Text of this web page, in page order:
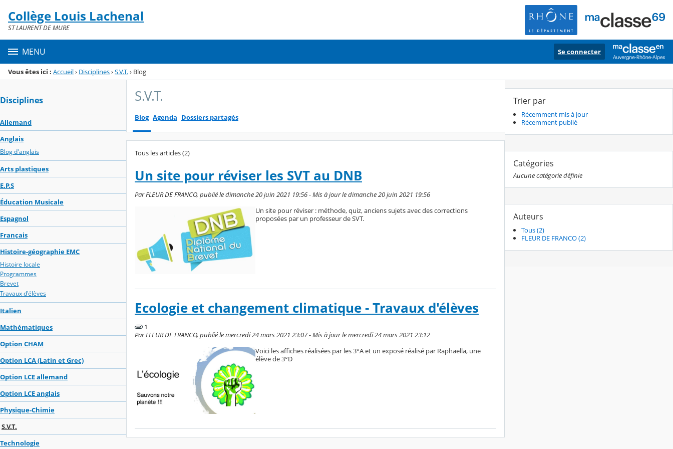
Menu de la rubrique
Contenu
Collège Louis Lachenal
ST LAURENT DE MURE
MENU Se connecter
Vous êtes ici : Accueil› Disciplines›S.V.T.› Blog
Disciplines
Allemand
Anglais
Blog d'anglais
Arts plastiques
E.P.S
Éducation Musicale
Espagnol
Français
Histoire-géographie EMC
Histoire locale
Programmes
Brevet
Travaux d'élèves
Italien
Mathématiques
Option CHAM
Option LCA (Latin et Grec)
Option LCE allemand
Option LCE anglais
Physique-Chimie
S.V.T.
Technologie
S.V.T.
Blog Agenda Dossiers partagés
Tous les articles (2)
Un site pour réviser les SVT au DNB
Par FLEUR DE FRANCO, publié le dimanche 20 juin 2021 19:56 - Mis à jour le dimanche 20 juin 2021 19:56
Un site pour réviser : méthode, quiz, anciens sujets avec des corrections
proposées par un professeur de SVT.
Ecologie et changement climatique - Travaux d'élèves
1
Par FLEUR DE FRANCO, publié le mercredi 24 mars 2021 23:07 - Mis à jour le mercredi 24 mars 2021 23:12
Voici les affiches réalisées par les 3°A et un exposé réalisé par Raphaella, une
élève de 3°D
Trier par
Récemment mis à jour
Récemment publié
Catégories
Aucune catégorie définie
Auteurs
Tous (2)
FLEUR DE FRANCO (2)